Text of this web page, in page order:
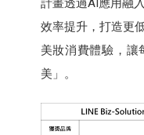
計畫透過AI應用融
效率提升，打造更
美妝消費體驗，讓
美」。